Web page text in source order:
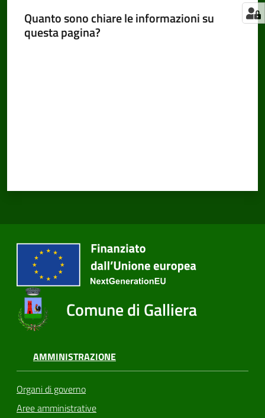
Quanto sono chiare le informazioni su
questa pagina?
Comune di Galliera
AMMINISTRAZIONE
Organi di governo
Aree amministrative